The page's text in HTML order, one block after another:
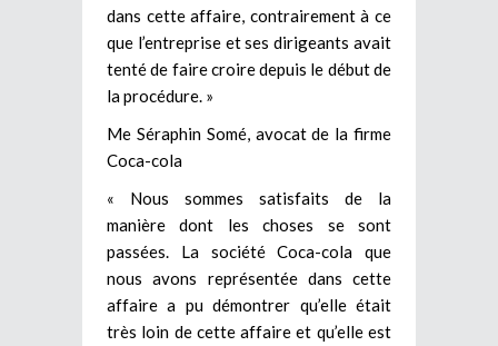
dans cette affaire, contrairement à ce
que l’entreprise et ses dirigeants avait
tenté de faire croire depuis le début de
la procédure. »
Me Séraphin Somé, avocat de la firme
Coca-cola
« Nous sommes satisfaits de la
manière dont les choses se sont
passées. La société Coca-cola que
nous avons représentée dans cette
affaire a pu démontrer qu’elle était
très loin de cette affaire et qu’elle est